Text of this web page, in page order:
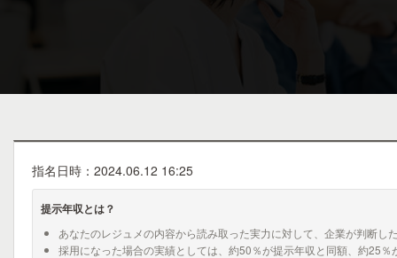
指名日時：2024.06.12 16:25
提示年収とは？
あなたのレジュメの内容から読み取った実力に対して、企業が判断し
採用になった場合の実績としては、約50％が提示年収と同額、約25